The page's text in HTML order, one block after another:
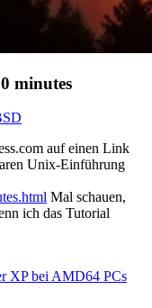
minutes
auf einen Link
Unix-Einführung
Mal schauen,
ich das Tutorial
XP bei AMD64 PCs